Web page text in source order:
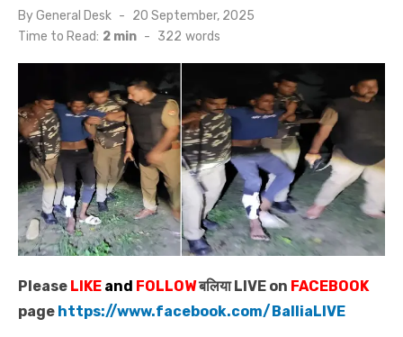
ByGeneral Desk
Posted
on
20 September, 2025
Time to Read: 2 min - 322 words
Please LIKE and FOLLOWबलिया LIVE on FACEBOOK
page https://www.facebook.com/BalliaLIVE